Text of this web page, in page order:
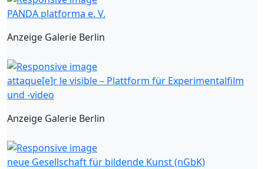
PANDA platforma e. V.
Anzeige Galerie Berlin
attaque[e]r le visible – Plattform für Experimentalfilm
und -video
Anzeige Galerie Berlin
neue Gesellschaft für bildende Kunst (nGbK)